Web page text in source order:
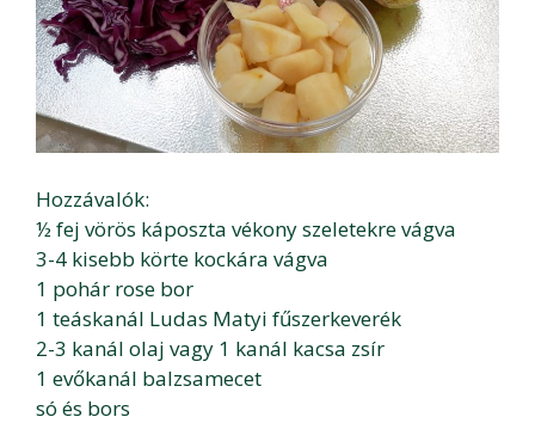
Hozzávalók:
½ fej vörös káposzta vékony szeletekre vágva
3-4 kisebb körte kockára vágva
1 pohár rose bor
1 teáskanál Ludas Matyi fűszerkeverék
2-3 kanál olaj vagy 1 kanál kacsa zsír
1 evőkanál balzsamecet
só és bors